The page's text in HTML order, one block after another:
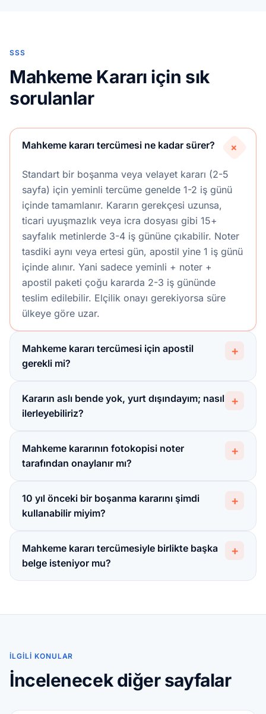
SSS
Mahkeme Kararı için sık
sorulanlar
Mahkeme kararı tercümesi ne kadar sürer? +
Standart bir boşanma veya velayet kararı (2-5
sayfa) için yeminli tercüme genelde 1-2 iş günü
içinde tamamlanır. Kararın gerekçesi uzunsa,
ticari uyuşmazlık veya icra dosyası gibi 15+
sayfalık metinlerde 3-4 iş gününe çıkabilir. Noter
tasdiki aynı veya ertesi gün, apostil yine 1 iş günü
içinde alınır. Yani sadece yeminli + noter +
apostil paketi çoğu kararda 2-3 iş gününde
teslim edilebilir. Elçilik onayı gerekiyorsa süre
ülkeye göre uzar.
Mahkeme kararı tercümesi için apostil
gerekli mi?
+
Kararın aslı bende yok, yurt dışındayım; nasıl
ilerleyebiliriz?
+
Mahkeme kararının fotokopisi noter
tarafından onaylanır mı?
+
10 yıl önceki bir boşanma kararını şimdi
kullanabilir miyim?
+
Mahkeme kararı tercümesiyle birlikte başka
belge isteniyor mu?
+
İLGILI KONULAR
İncelenecek diğer sayfalar